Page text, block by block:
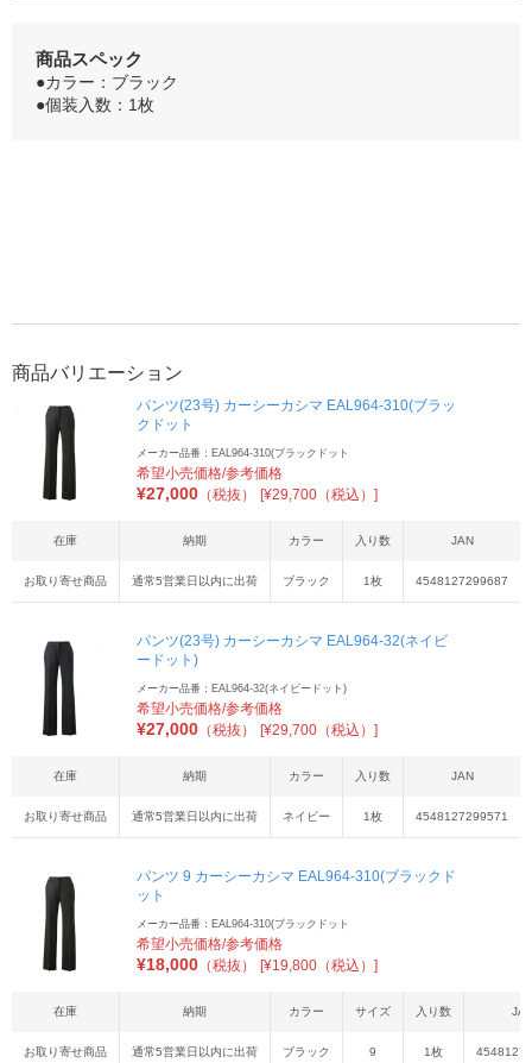
商品スペック
●カラー：ブラック
●個装入数：1枚
商品バリエーション
パンツ(23号) カーシーカシマ EAL964-310(ブラッ
クドット
メーカー品番：EAL964-310(ブラックドット
希望小売価格/参考価格
¥27,000 （税抜） [¥29,700（税込）]
在庫 納期 カラー 入り数 JAN
お取り寄せ商品 通常5営業日以内に出荷 ブラック 1枚 4548127299687
パンツ(23号) カーシーカシマ EAL964-32(ネイビ
ードット)
メーカー品番：EAL964-32(ネイビードット)
希望小売価格/参考価格
¥27,000 （税抜） [¥29,700（税込）]
在庫 納期 カラー 入り数 JAN
お取り寄せ商品 通常5営業日以内に出荷 ネイビー 1枚 4548127299571
パンツ 9 カーシーカシマ EAL964-310(ブラックド
ット
メーカー品番：EAL964-310(ブラックドット
希望小売価格/参考価格
¥18,000 （税抜） [¥19,800（税込）]
在庫 納期 カラー サイズ 入り数
お取り寄せ商品 通常5営業日以内に出荷 ブラック 9 1枚